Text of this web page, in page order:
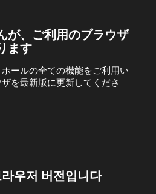
が、ご利用のブラウザ
ます
ールの全ての機能をご利用い
を最新版に更新してくださ
우저 버전입니다